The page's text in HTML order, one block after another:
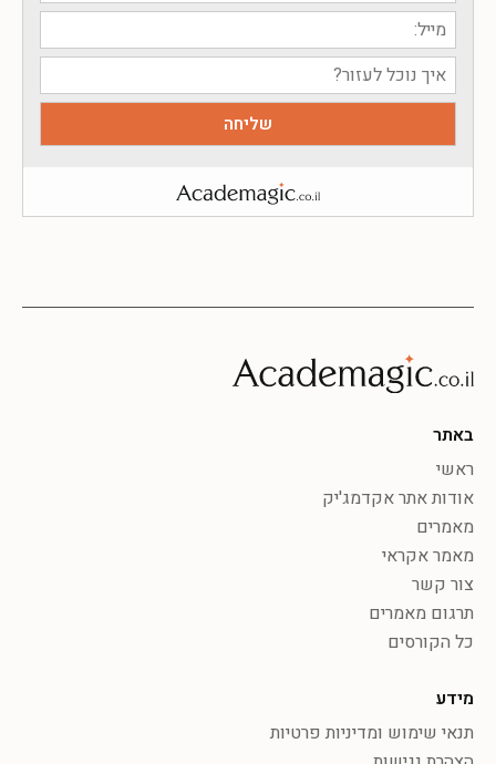
באתר
ראשי
אודות אתר אקדמג'יק
מאמרים
מאמר אקראי
צור קשר
תרגום מאמרים
כל הקורסים
מידע
תנאי שימוש ומדיניות פרטיות